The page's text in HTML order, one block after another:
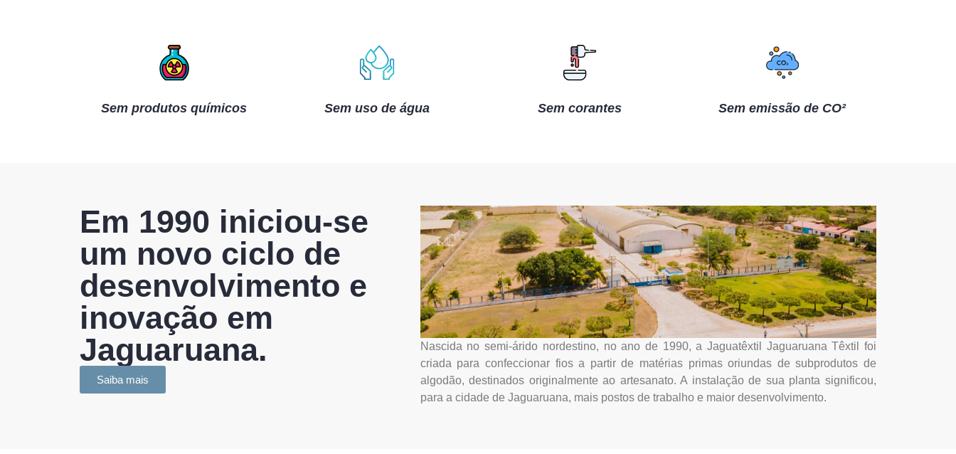
Sem produtos químicos Sem uso de água Sem corantes Sem emissão de CO²
Em 1990 iniciou-se
um novo ciclo de
desenvolvimento e
inovação em
Jaguaruana.
Saiba mais
Nascida no semi-árido nordestino, no ano de 1990, a Jaguatêxtil Jaguaruana Têxtil foi
criada para confeccionar fios a partir de matérias primas oriundas de subprodutos de
algodão, destinados originalmente ao artesanato. A instalação de sua planta significou,
para a cidade de Jaguaruana, mais postos de trabalho e maior desenvolvimento.